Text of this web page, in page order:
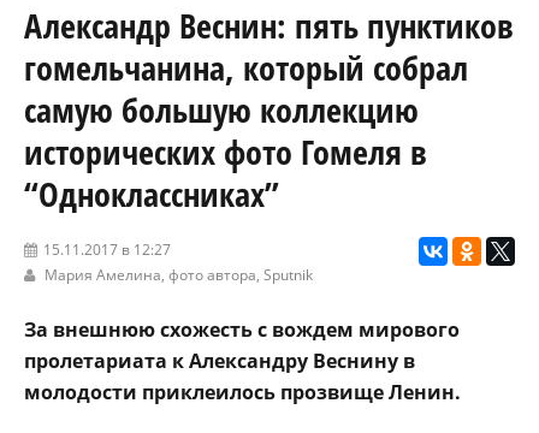
Александр Веснин: пять пунктиков
гомельчанина, который собрал
самую большую коллекцию
исторических фото Гомеля в
“Одноклассниках”
15.11.2017 в 12:27
Мария Амелина, фото автора, Sputnik
За внешнюю схожесть с вождем мирового
пролетариата к Александру Веснину в
молодости приклеилось прозвище Ленин.